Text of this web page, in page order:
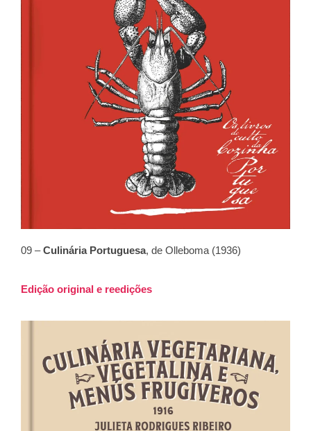
09 –Culinária Portuguesa, de Olleboma (1936)
Edição original e reedições